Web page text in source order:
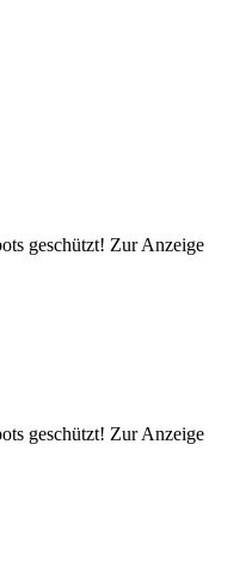
geschützt! Zur Anzeige
geschützt! Zur Anzeige